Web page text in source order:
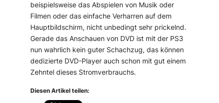
beispielsweise das Abspielen von Musik oder
Filmen oder das einfache Verharren auf dem
Hauptbildschirm, nicht unbedingt sehr prickelnd.
Gerade das Anschauen von DVD ist mit der PS3
nun wahrlich kein guter Schachzug, das können
dedizierte DVD-Player auch schon mit gut einem
Zehntel dieses Stromverbrauchs.
Diesen Artikel teilen: